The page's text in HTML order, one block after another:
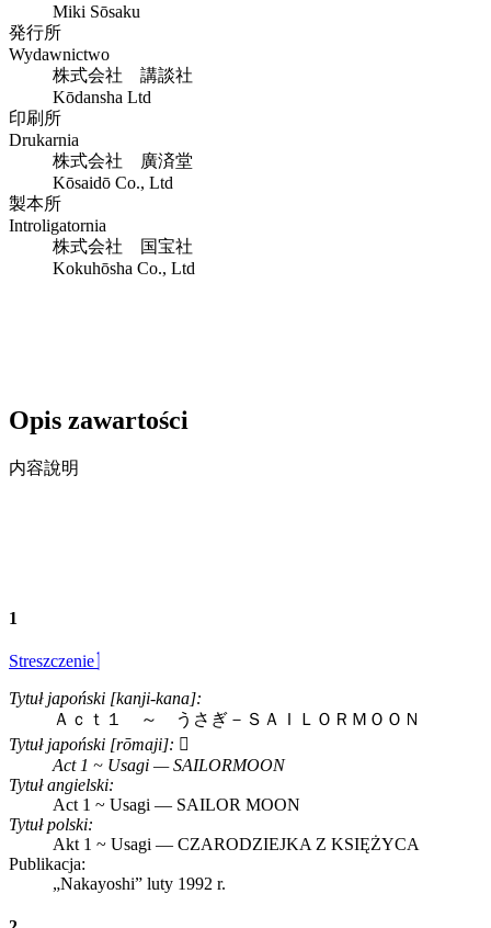
Miki Sōsaku
発行所
Wydawnictwo
株式会社 講談社
Kōdansha Ltd
印刷所
Drukarnia
株式会社 廣済堂
Kōsaidō Co., Ltd
製本所
Introligatornia
株式会社 国宝社
Kokuhōsha Co., Ltd
Opis zawartości
内容說明
1
Streszczenie
Tytuł japoński [kanji-kana]:
Ａｃｔ１ ～ うさぎ－ＳＡＩＬＯＲＭＯＯＮ
Tytuł japoński [rōmaji]:
Act 1 ~ Usagi — SAILORMOON
Tytuł angielski:
Act 1 ~ Usagi — SAILOR MOON
Tytuł polski:
Akt 1 ~ Usagi — CZARODZIEJKA Z KSIĘŻYCA
Publikacja:
„Nakayoshi” luty 1992 r.